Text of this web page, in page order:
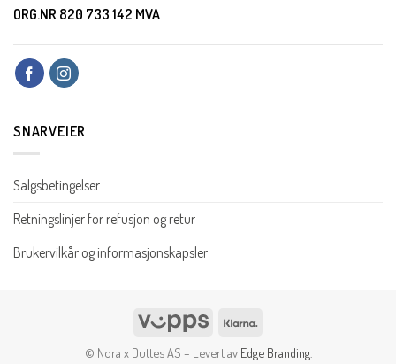
ORG.NR 820 733 142 MVA
SNARVEIER
Salgsbetingelser
Retningslinjer for refusjon og retur
Brukervilkår og informasjonskapsler
Vipps
© Nora x Duttes AS – Levert av Edge Branding.